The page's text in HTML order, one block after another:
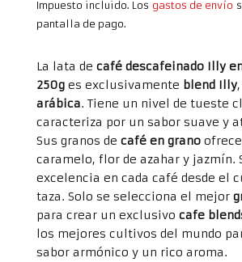
Grano
Descafeinado
gr
cantidad
Impuesto incluido. Los gastos de envío
pantalla de pago.
La lata de café descafeinado Illy
250ges exclusivamente blend Illy,
arábica. Tiene un nivel de tueste
caracteriza por un sabor suave y
Sus granos de café en grano
caramelo, flor de azahar y jazmín.
excelencia en cada café desde el
taza. Solo se selecciona el mejor
para crear un exclusivo cafe
los mejores cultivos del mundo
sabor armónico y un rico aroma.